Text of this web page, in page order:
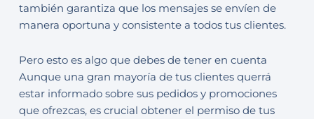
también garantiza que los mensajes se envíen de
manera oportuna y consistente a todos tus clientes.
Pero esto es algo que debes de tener en cuenta
Aunque una gran mayoría de tus clientes querrá
estar informado sobre sus pedidos y promociones
que ofrezcas, es crucial obtener el permiso de tus